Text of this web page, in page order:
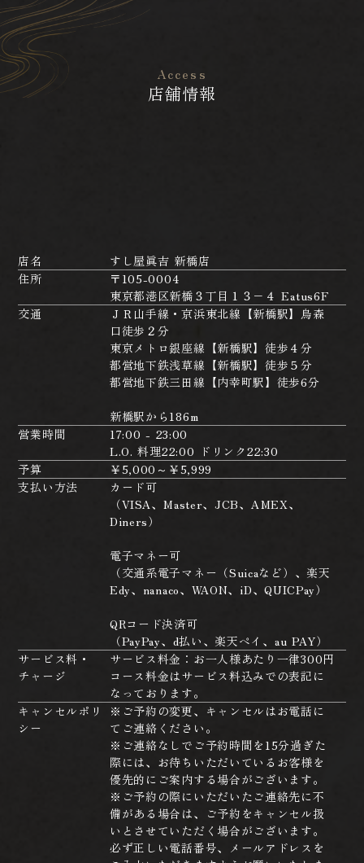
Access
店舗情報
店名
すし屋眞吉 新橋店
住所
〒105-0004
東京都港区新橋３丁目１３−４ Eatus6F
交通
ＪＲ山手線・京浜東北線【新橋駅】烏森
口徒歩２分
東京メトロ銀座線【新橋駅】徒歩４分
都営地下鉄浅草線【新橋駅】徒歩５分
都営地下鉄三田線【内幸町駅】徒歩6分
新橋駅から186m
営業時間
17:00 - 23:00
L.O. 料理22:00 ドリンク22:30
予算
￥5,000～￥5,999
支払い方法
カード可
（VISA、Master、JCB、AMEX、
Diners）
電子マネー可
（交通系電子マネー（Suicaなど）、楽天
Edy、nanaco、WAON、iD、QUICPay）
QRコード決済可
（PayPay、d払い、楽天ペイ、au PAY）
サービス料・
チャージ
サービス料金：お一人様あたり一律300円
コース料金はサービス料込みでの表記に
なっております。
キャンセルポリ
シー
※ご予約の変更、キャンセルはお電話に
てご連絡ください。
※ご連絡なしでご予約時間を15分過ぎた
際には、お待ちいただいているお客様を
優先的にご案内する場合がございます。
※ご予約の際にいただいたご連絡先に不
備がある場合は、ご予約をキャンセル扱
いとさせていただく場合がございます。
必ず正しい電話番号、メールアドレスを